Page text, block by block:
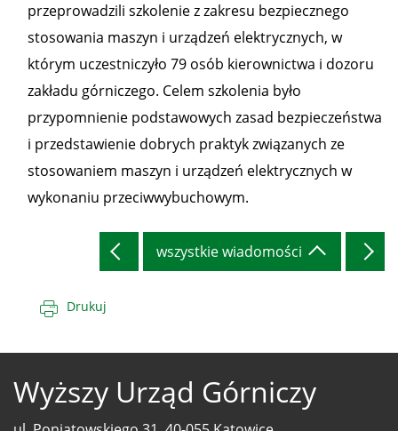
przeprowadzili szkolenie z zakresu bezpiecznego
stosowania maszyn i urządzeń elektrycznych, w
którym uczestniczyło 79 osób kierownictwa i dozoru
zakładu górniczego. Celem szkolenia było
przypomnienie podstawowych zasad bezpieczeństwa
i przedstawienie dobrych praktyk związanych ze
stosowaniem maszyn i urządzeń elektrycznych w
wykonaniu przeciwwybuchowym.
wszystkie wiadomości
Drukuj
Wyższy Urząd Górniczy